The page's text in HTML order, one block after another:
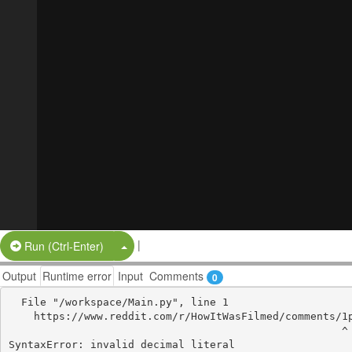
Run (Ctrl-Enter) Split Button!
|
Output Runtime error Input Comments 0